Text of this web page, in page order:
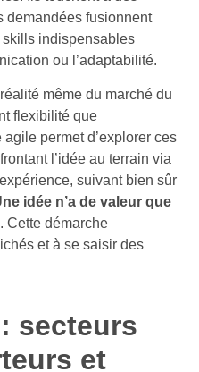
demandées fusionnent
indispensables
ou l’adaptabilité.
même du marché du
flexibilité que
permet d’explorer ces
l’idée au terrain via
suivant bien sûr
idée n’a de valeur que
. Cette démarche
et à se saisir des
secteurs
et